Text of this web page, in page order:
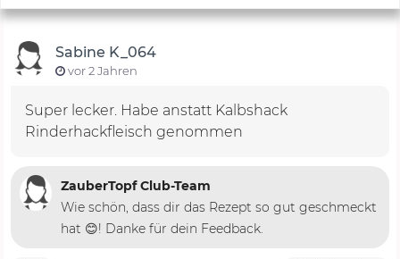
Sabine K_064
vor 2 Jahren
Super lecker. Habe anstatt Kalbshack
Rinderhackfleisch genommen
ZauberTopf Club-Team
Wie schön, dass dir das Rezept so gut geschmeckt
hat 😊! Danke für dein Feedback.